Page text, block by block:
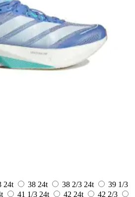
24t 38 24t 38 2/3 24t
39 1/3
41 1/3 24t 42 24t 42 2/3